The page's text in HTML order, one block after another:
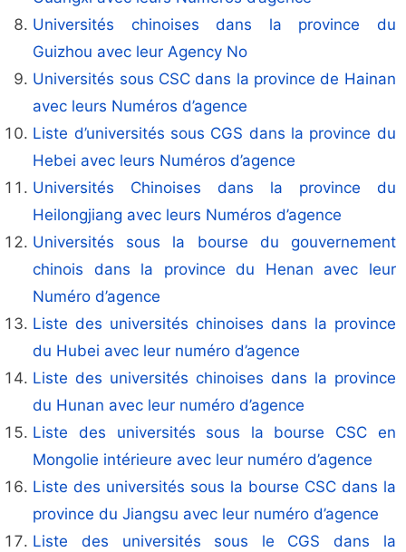
Universités chinoises dans la province du
Guizhou avec leur Agency No
Universités sous CSC dans la province de Hainan
avec leurs Numéros d’agence
Liste d’universités sous CGS dans la province du
Hebei avec leurs Numéros d’agence
Universités Chinoises dans la province du
Heilongjiang avec leurs Numéros d’agence
Universités sous la bourse du gouvernement
chinois dans la province du Henan avec leur
Numéro d’agence
Liste des universités chinoises dans la province
du Hubei avec leur numéro d’agence
Liste des universités chinoises dans la province
du Hunan avec leur numéro d’agence
Liste des universités sous la bourse CSC en
Mongolie intérieure avec leur numéro d’agence
Liste des universités sous la bourse CSC dans la
province du Jiangsu avec leur numéro d’agence
Liste des universités sous le CGS dans la